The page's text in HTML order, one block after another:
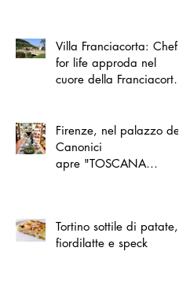
Villa Franciacorta: Chefs
for life approda nel
cuore della Franciacorta,
Firenze, nel palazzo dei
Canonici
apre "TOSCANA
Tortino sottile di patate,
fiordilatte e speck